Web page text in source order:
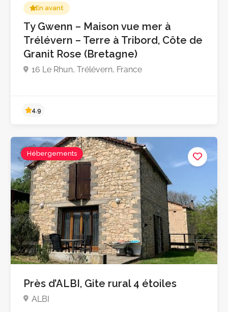
5.0
En avant
Ty Gwenn – Maison vue mer à
Trélévern – Terre à Tribord, Côte de
Granit Rose (Bretagne)
16 Le Rhun, Trélévern, France
Hébergements
Près d’ALBI, Gite rural 4 étoiles
ALBI